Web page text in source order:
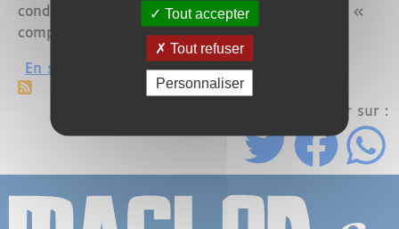
condamnés à de
lourdes peines de prison
pour «
complot contre la sûreté de l’État ».
En savoir plus sur Tunisie – Des condamnations
Partager sur :
Tout accepter
Tout refuser
Personnaliser